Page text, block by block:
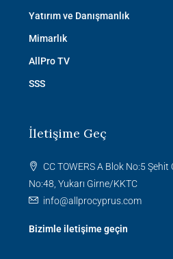
Yatırım ve Danışmanlık
Mimarlık
AllPro TV
SSS
İletişime Geç
CC TOWERS A Blok No:5
No:48, Yukarı Girne/KKTC
info@allprocyprus.com
Bizimle iletişime geçin